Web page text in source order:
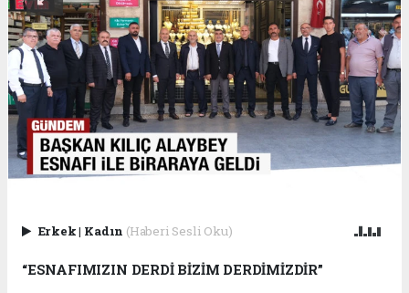
Erkek| Kadın (Haberi Sesli Oku)
“ESNAFIMIZIN DERDİ BİZİM DERDİMİZDİR”